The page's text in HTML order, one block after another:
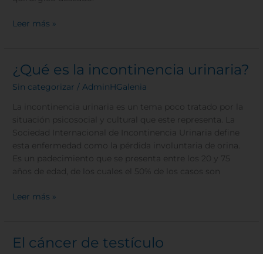
Leer más »
¿Qué es la incontinencia urinaria?
Sin categorizar / AdminHGalenia
La incontinencia urinaria es un tema poco tratado por la
situación psicosocial y cultural que este representa. La
Sociedad Internacional de Incontinencia Urinaria define
esta enfermedad como la pérdida involuntaria de orina.
Es un padecimiento que se presenta entre los 20 y 75
años de edad, de los cuales el 50% de los casos son
¿Qué
es
la
incontinencia
urinaria?
Leer más »
El cáncer de testículo
El